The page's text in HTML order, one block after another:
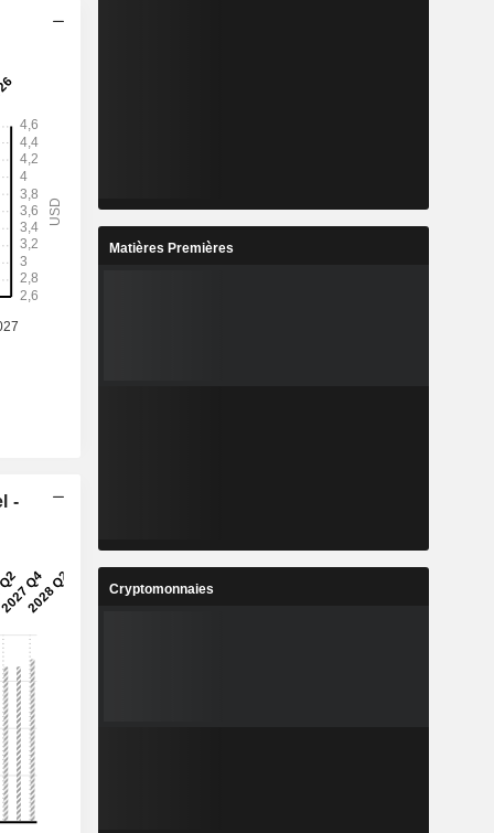
-
Matières Premières
Cryptomonnaies